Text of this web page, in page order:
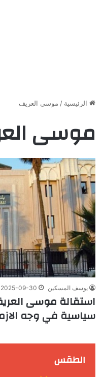
الرئيسية / موسى العريف
موسى
يوسف المسكين 2025-09-30
استقالة موسى
سياسية في وجه
الطقس